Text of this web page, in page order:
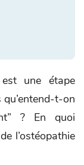
une étape
t-on
? En quoi
l’ostéopathie